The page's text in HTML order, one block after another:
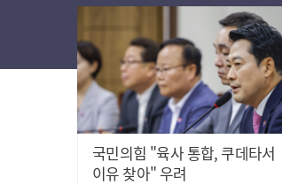
국민의힘 "육사 통합, 쿠데타서
이유 찾아" 우려